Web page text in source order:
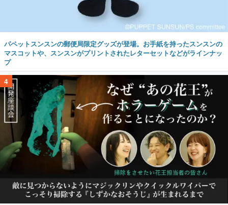
パペットスンスンの郵便局限定グッズが登場。お手紙を持ったスンスンの
マスコットや、スンスンがプリントされたレターセットなどがラインナッ
プ
4